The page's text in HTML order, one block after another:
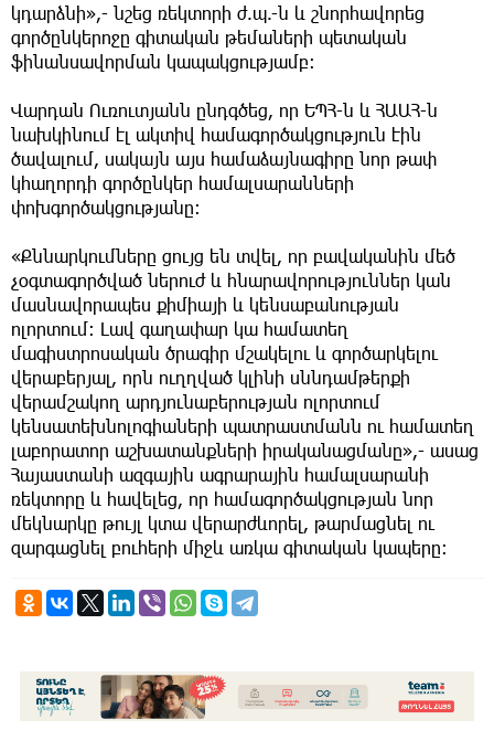
կդարձնի»,- նշեց ռեկտորի ժ.պ.-ն և շնորհավորեց
գործընկերոջը գիտական թեմաների պետական
ֆինանսավորման կապակցությամբ:
Վարդան Ուռուտյանն ընդգծեց, որ ԵՊՀ-ն և ՀԱԱՀ-ն
նախկինում էլ ակտիվ համագործակցություն էին
ծավալում, սակայն այս համաձայնագիրը նոր թափ
կհաղորդի գործընկեր համալսարանների
փոխգործակցությանը:
«Քննարկումները ցույց են տվել, որ բավականին մեծ
չօգտագործված ներուժ և հնարավորություններ կան
մասնավորապես քիմիայի և կենսաբանության
ոլորտում: Լավ գաղափար կա համատեղ
մագիստրոսական ծրագիր մշակելու և գործարկելու
վերաբերյալ, որն ուղղված կլինի սննդամթերքի
վերամշակող արդյունաբերության ոլորտում
կենսատեխնոլոգիաների պատրաստմանն ու համատեղ
լաբորատոր աշխատանքների իրականացմանը»,- ասաց
Հայաստանի ազգային ագրարային համալսարանի
ռեկտորը և հավելեց, որ համագործակցության նոր
մեկնարկը թույլ կտա վերարժևորել, թարմացնել ու
զարգացնել բուհերի միջև առկա գիտական կապերը: